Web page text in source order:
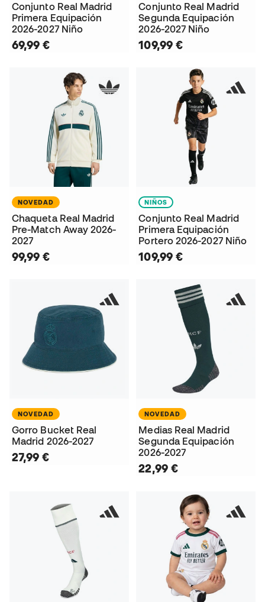
Conjunto Real Madrid
Primera Equipación
2026-2027 Niño
69,99 €
Conjunto Real Madrid
Segunda Equipación
2026-2027 Niño
109,99 €
NOVEDAD
Chaqueta Real Madrid
Pre-Match Away 2026-
2027
99,99 €
NIÑOS
Conjunto Real Madrid
Primera Equipación
Portero 2026-2027 Niño
109,99 €
NOVEDAD
Gorro Bucket Real
Madrid 2026-2027
27,99 €
NOVEDAD
Medias Real Madrid
Segunda Equipación
2026-2027
22,99 €